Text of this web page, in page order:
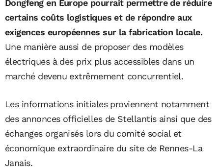
Dongfeng en Europe pourrait permettre de réduire
certains coûts logistiques et de répondre aux
exigences européennes sur la fabrication locale.
Une manière aussi de proposer des modèles
électriques à des prix plus accessibles dans un
marché devenu extrêmement concurrentiel.
Les informations initiales proviennent notamment
des annonces officielles de Stellantis ainsi que des
échanges organisés lors du comité social et
économique extraordinaire du site de Rennes-La
Janais.